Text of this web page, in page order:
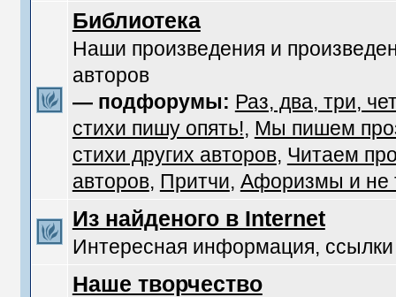
Библиотека
Наши произведения и
авторов
— подфорумы: Раз, два, три,
стихи пишу опять!, Мы пишем
стихи других авторов, Читаем
авторов, Притчи, Афоризмы и не
Из найденого в Internet
Интересная информация,
Наше творчество